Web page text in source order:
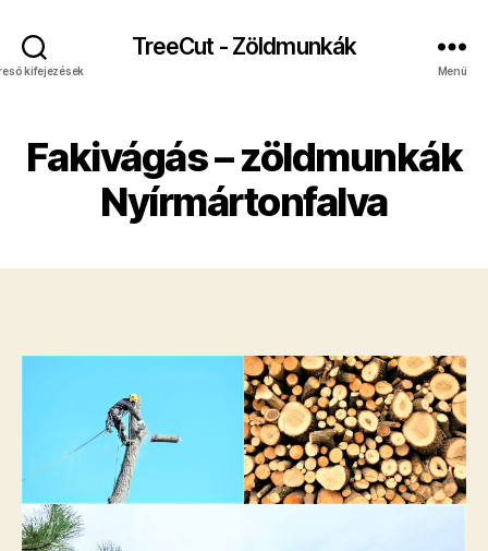
kifejezések
TreeCut - Zöldmunkák
Menü
Fakivágás – zöldmunkák
Nyírmártonfalva